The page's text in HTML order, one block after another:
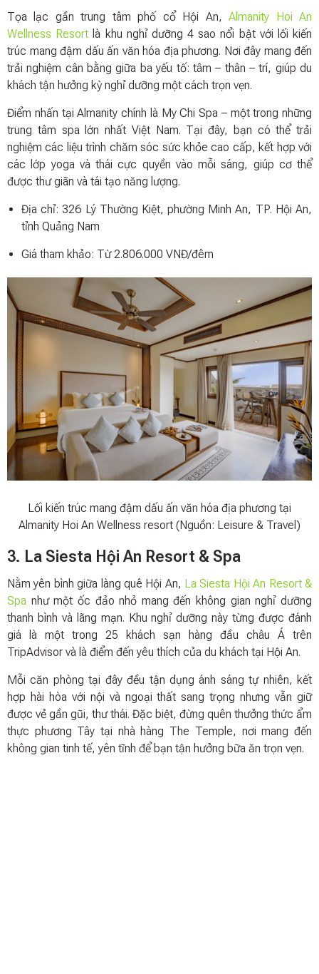
Tọa lạc gần trung tâm phố cổ Hội An,Almanity Hoi An
Wellness Resort là khu nghỉ dưỡng 4 sao nổi bật với lối kiến
trúc mang đậm dấu ấn văn hóa địa phương. Nơi đây mang đến
trải nghiệm cân bằng giữa ba yếu tố: tâm – thân – trí, giúp du
khách tận hưởng kỳ nghỉ dưỡng một cách trọn vẹn.
Điểm nhấn tại Almanity chính là My Chi Spa – một trong những
trung tâm spa lớn nhất Việt Nam. Tại đây, bạn có thể trải
nghiệm các liệu trình chăm sóc sức khỏe cao cấp, kết hợp với
các lớp yoga và thái cực quyền vào mỗi sáng, giúp cơ thể
được thư giãn và tái tạo năng lượng.
Địa chỉ: 326 Lý Thường Kiệt, phường Minh An, TP. Hội An,
tỉnh Quảng Nam
Giá tham khảo: Từ 2.806.000 VNĐ/đêm
Lối kiến trúc mang đậm dấu ấn văn hóa địa phương tại
Almanity Hoi An Wellness resort (Nguồn: Leisure & Travel)
3. La Siesta Hội An Resort & Spa
Nằm yên bình giữa làng quê Hội An, La Siesta Hội An Resort &
Spa như một ốc đảo nhỏ mang đến không gian nghỉ dưỡng
thanh bình và lãng mạn. Khu nghỉ dưỡng này từng được đánh
giá là một trong 25 khách sạn hàng đầu châu Á trên
TripAdvisor và là điểm đến yêu thích của du khách tại Hội An.
Mỗi căn phòng tại đây đều tận dụng ánh sáng tự nhiên, kết
hợp hài hòa với nội và ngoại thất sang trọng nhưng vẫn giữ
được vẻ gần gũi, thư thái. Đặc biệt, đừng quên thưởng thức ẩm
thực phương Tây tại nhà hàng The Temple, nơi mang đến
không gian tinh tế, yên tĩnh để bạn tận hưởng bữa ăn trọn vẹn.